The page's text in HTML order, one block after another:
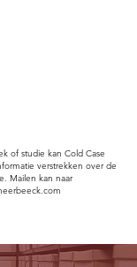
of studie kan Cold Case
verstrekken over de
Mailen kan naar